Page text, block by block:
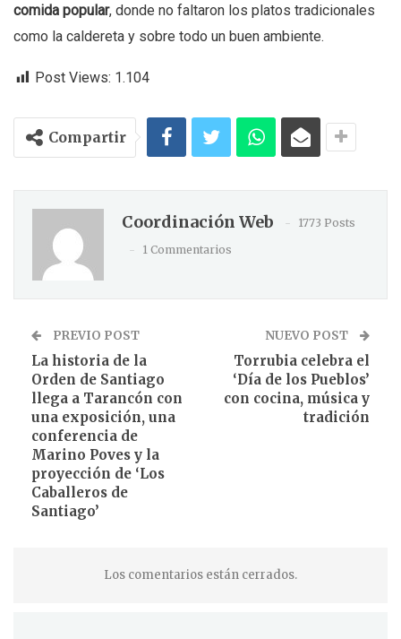
comida popular, donde no faltaron los platos tradicionales
como la caldereta y sobre todo un buen ambiente.
Post Views: 1.104
Compartir
Coordinación Web
1773 Posts
1 Commentarios
PREVIO POST
La historia de la
Orden de Santiago
llega a Tarancón con
una exposición, una
conferencia de
Marino Poves y la
proyección de ‘Los
Caballeros de
Santiago’
NUEVO POST
Torrubia celebra el
‘Día de los Pueblos’
con cocina, música y
tradición
Los comentarios están cerrados.